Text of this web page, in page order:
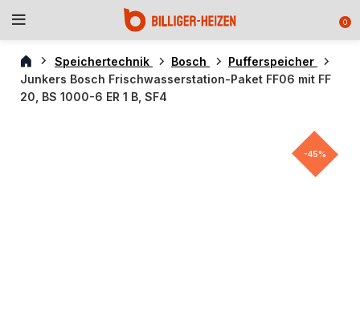
0
Speichertechnik Bosch
Pufferspeicher
Junkers Bosch Frischwasserstation-Paket FF06 mit FF
20, BS 1000-6 ER 1 B, SF4
-45%